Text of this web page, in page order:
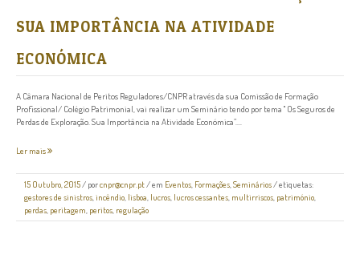
SUA IMPORTÂNCIA NA ATIVIDADE
ECONÓMICA
A Câmara Nacional de Peritos Reguladores/CNPR através da sua Comissão de Formação
Profissional/ Colégio Patrimonial, vai realizar um Seminário tendo por tema " Os Seguros de
Perdas de Exploração. Sua Importância na Atividade Económica”....
Ler mais
15 Outubro, 2015/ porcnpr@cnpr.pt/ em Eventos, Formações,Seminários/ etiquetas:
gestores de sinistros,incêndio, lisboa, lucros, lucros cessantes, multirriscos, património,
perdas, peritagem, peritos, regulação